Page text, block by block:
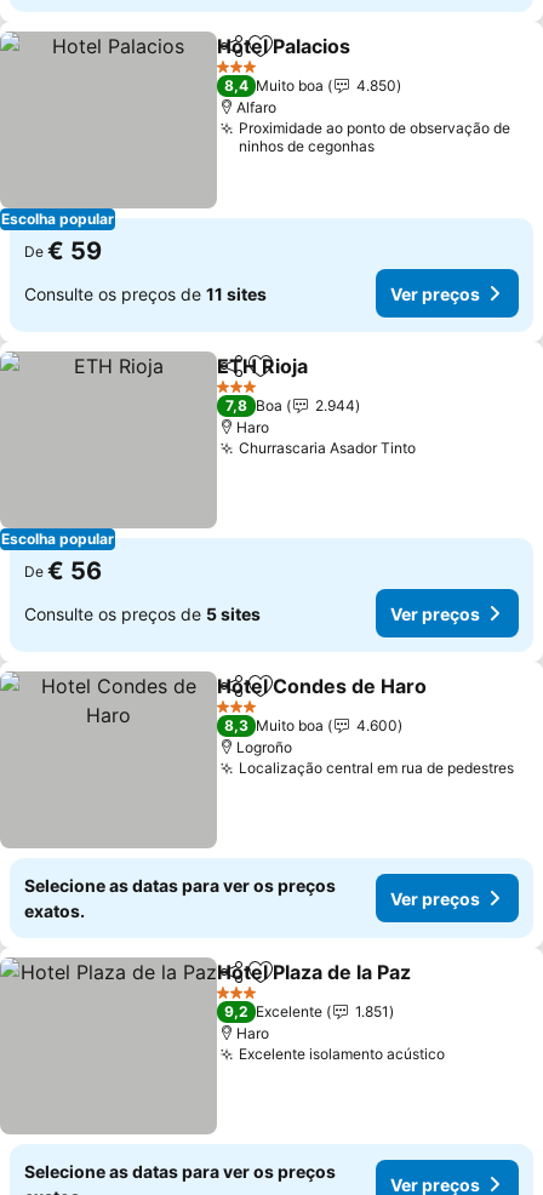
Escolha popular
PartilharAdicionar aos favoritos
Hotel Palacios
3 Estrelas
8,4 Muito boa
4.850
Alfaro
Proximidade ao ponto de observação de
ninhos de cegonhas
De € 59
Consulte os preços de 11 sites Ver preços
Escolha popular
PartilharAdicionar aos favoritos
ETH Rioja
3 Estrelas
7,8 Boa
2.944
Haro
Churrascaria Asador TintoVer preços
De € 56
Consulte os preços de 5 sites Ver preços
PartilharAdicionar aos favoritos
Hotel Condes de Haro
3 Estrelas
8,3 Muito boa
4.600
Logroño
Localização central em rua de pedestres
Selecione as datas para ver os preços
exatos.
Ver preços
PartilharAdicionar aos favoritos
Hotel Plaza de la Paz
3 Estrelas
9,2 Excelente
1.851
Haro
Excelente isolamento acústicoVer preços
Selecione as datas para ver os preços
Ver preços